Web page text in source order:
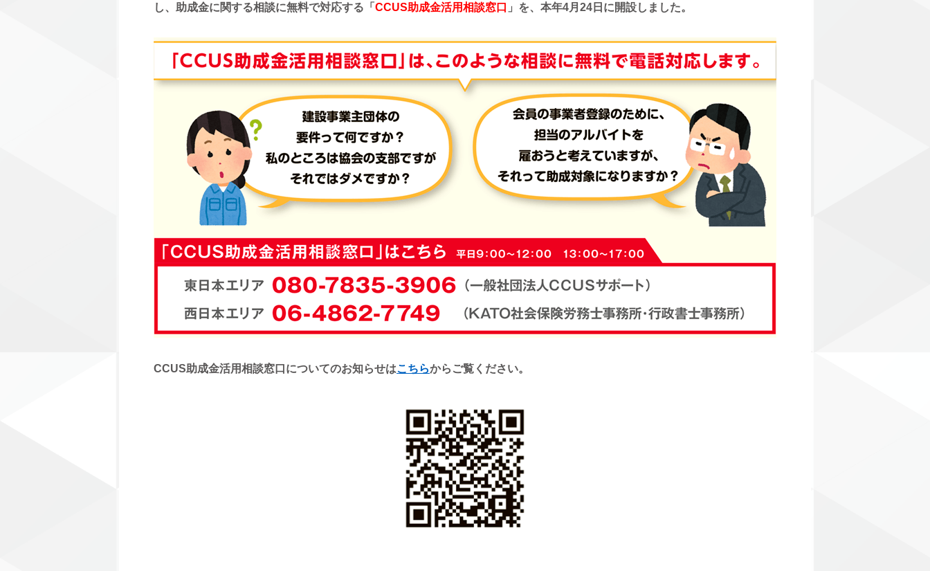
し、助成金に関する相談に無料で対応する「CCUS助成金活用相談窓口 」を、本年4月24日に開設しました。
CCUS助成金活用相談窓口についてのお知らせはこちらからご覧ください。